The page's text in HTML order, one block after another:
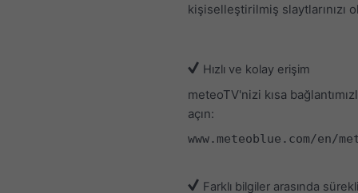
kişiselleştirilmiş slaytlarınızı
Hızlı ve kolay erişim
meteoTV'nizi kısa
açın:
www.meteoblue.com/en/
Farklı bilgiler arasında